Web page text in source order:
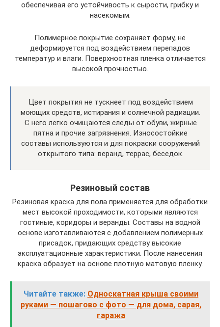
обеспечивая его устойчивость к сырости, грибку и
насекомым.
Полимерное покрытие сохраняет форму, не
деформируется под воздействием перепадов
температур и влаги. Поверхностная пленка отличается
высокой прочностью.
Цвет покрытия не тускнеет под воздействием
моющих средств, истирания и солнечной радиации.
С него легко очищаются следы от обуви, жирные
пятна и прочие загрязнения. Износостойкие
составы используются и для покраски сооружений
открытого типа: веранд, террас, беседок.
Резиновый состав
Резиновая краска для пола применяется для обработки
мест высокой проходимости, которыми являются
гостиные, коридоры и веранды. Составы на водной
основе изготавливаются с добавлением полимерных
присадок, придающих средству высокие
эксплуатационные характеристики. После нанесения
краска образует на основе плотную матовую пленку.
Читайте также: Односкатная крыша своими
руками — пошагово с фото — для дома, сарая,
гаража